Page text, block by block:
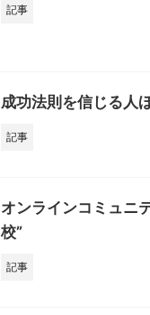
記事
成功法則を信じる人
記事
オンラインコミュニ
校”
記事